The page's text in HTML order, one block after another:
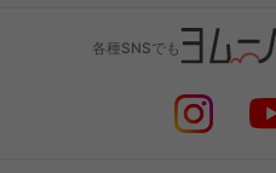
各種SNSでも